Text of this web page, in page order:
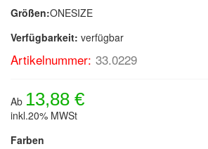
Größen:ONESIZE
Verfügbarkeit: verfügbar
Artikelnummer: 33.0229
Ab 13,88 €
inkl.20% MWSt
Farben